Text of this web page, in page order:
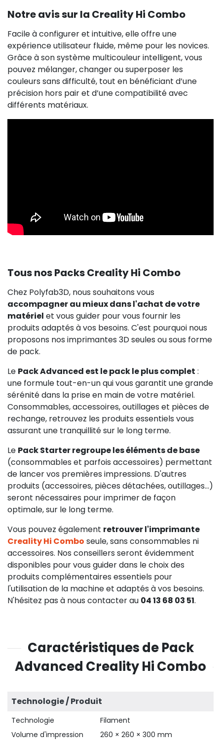
Notre avis sur la Creality Hi Combo
Facile à configurer et intuitive, elle offre une
expérience utilisateur fluide, même pour les novices.
Grâce à son système multicouleur intelligent, vous
pouvez mélanger, changer ou superposer les
couleurs sans difficulté, tout en bénéficiant d’une
précision hors pair et d’une compatibilité avec
différents matériaux.
Tous nos Packs Creality Hi Combo
Chez Polyfab3D, nous souhaitons vous
accompagner au mieux dans l'achat de votre
matériel et vous guider pour vous fournir les
produits adaptés à vos besoins. C'est pourquoi nous
proposons nos imprimantes 3D seules ou sous forme
de pack.
Le Pack Advanced est le pack le plus complet :
une formule tout-en-un qui vous garantit une grande
sérénité dans la prise en main de votre matériel.
Consommables, accessoires, outillages et pièces de
rechange, retrouvez les produits essentiels vous
assurant une tranquillité sur le long terme.
Le Pack Starter regroupe les éléments de base
(consommables et parfois accessoires) permettant
de lancer vos premières impressions. D'autres
produits (accessoires, pièces détachées, outillages...)
seront nécessaires pour imprimer de façon
optimale, sur le long terme.
Vous pouvez également retrouver l'imprimante
Creality Hi Combo seule, sans consommables ni
accessoires. Nos conseillers seront évidemment
disponibles pour vous guider dans le choix des
produits complémentaires essentiels pour
l'utilisation de la machine et adaptés à vos besoins.
N'hésitez pas à nous contacter au 04 13 68 03 51.
Caractéristiques de Pack
Advanced Creality Hi Combo
Technologie / Produit
Technologie
Filament
Volume d'impression
260 × 260 × 300 mm